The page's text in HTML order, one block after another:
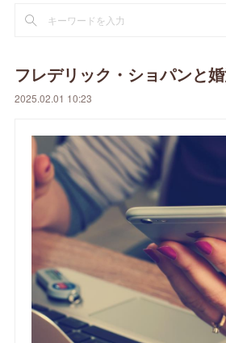
フレデリック・ショパンと
2025.02.01 10:23